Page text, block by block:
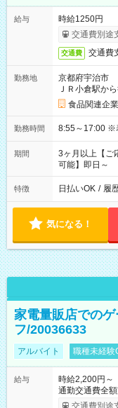
給与
時給1250円
交通費別途
交通費 交通費
勤務地
京都府宇治市
ＪＲ小倉駅か
食品関連企業
勤務時間
期間
3ヶ月以上【ご
可能】即日～
特徴 日払いOK / 履
気になる！
家電量販店での
フ/20036633
アルバイト 職種未経験
給与
時給2,200円～
交通費別途